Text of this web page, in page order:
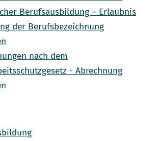
Berufsausbildung – Erlaubnis
der Berufsbezeichnung
nach dem
- Abrechnung